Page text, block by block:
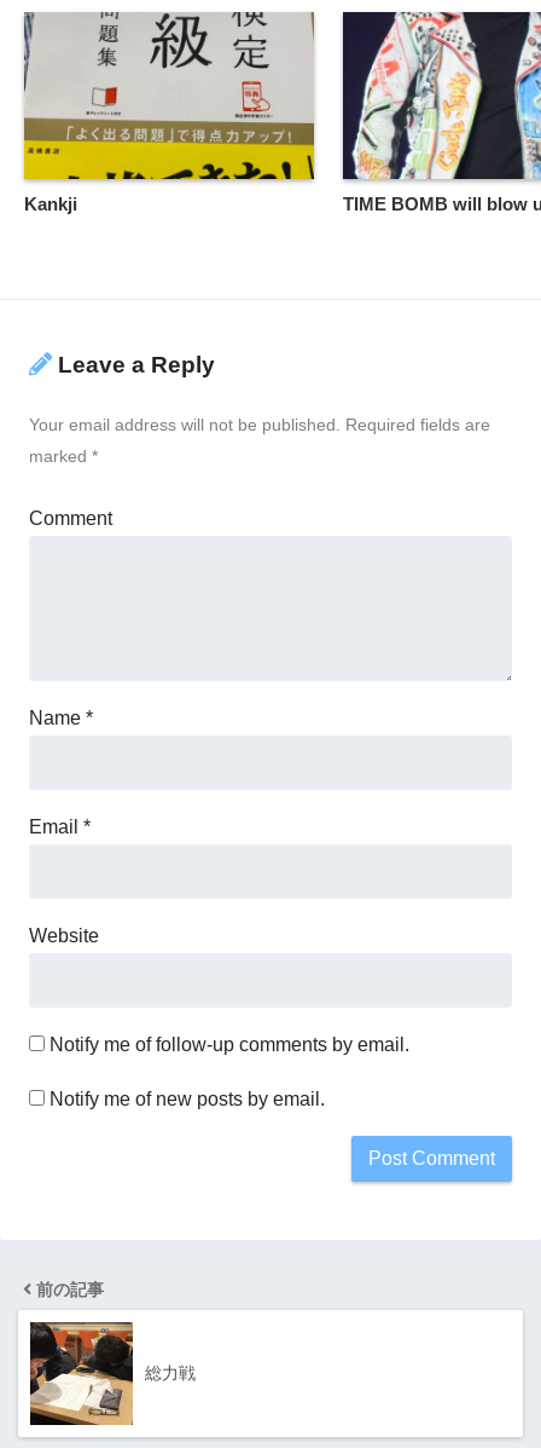
Kankji TIME BOMB will blow
Leave a Reply
Your email address will not be published.
Required fields are
marked *
Comment
Name *
Email *
Website
Notify me of follow-up comments by email.
Notify me of new posts by email.
前の記事
総力戦